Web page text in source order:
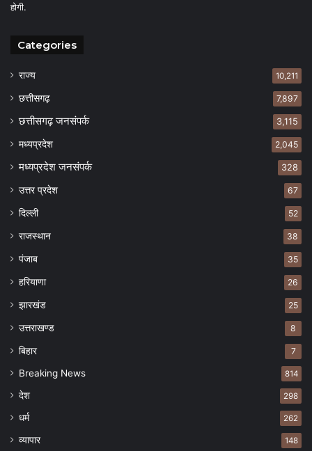
होगी.
Categories
राज्य 10,211
छत्तीसगढ़ 7,897
छत्तीसगढ़ जनसंपर्क 3,115
मध्यप्रदेश 2,045
मध्यप्रदेश जनसंपर्क 328
उत्तर प्रदेश 67
दिल्ली 52
राजस्थान 38
पंजाब 35
हरियाणा 26
झारखंड 25
उत्तराखण्ड 8
बिहार 7
Breaking News 814
देश 298
धर्म 262
व्यापार 148